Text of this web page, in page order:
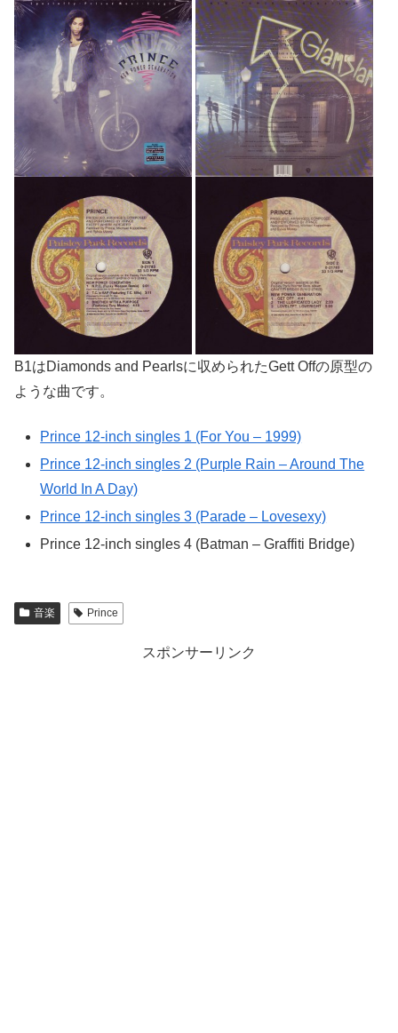
B1はDiamonds and Pearlsに収められたGett Offの原型の
ような曲です。
Prince 12-inch singles 1 (For You – 1999)
Prince 12-inch singles 2 (Purple Rain – Around The
World In A Day)
Prince 12-inch singles 3 (Parade – Lovesexy)
Prince 12-inch singles 4 (Batman – Graffiti Bridge)
音楽 Prince
スポンサーリンク